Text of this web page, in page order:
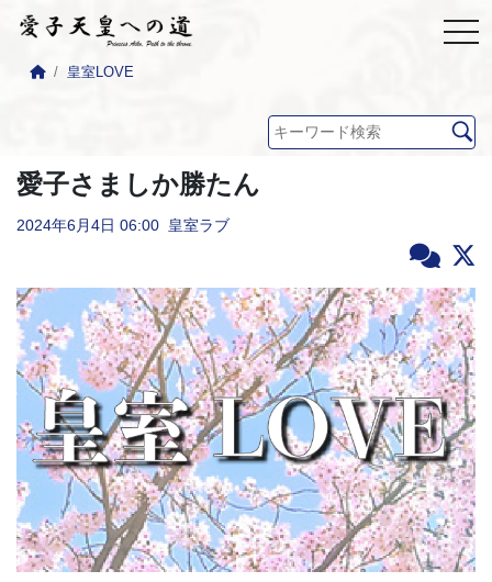
皇室LOVE
愛子さましか勝たん
2024年6月4日 06:00 皇室ラブ